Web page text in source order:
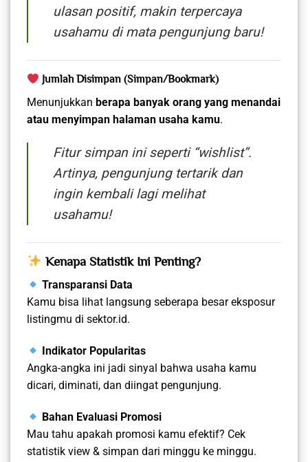
ulasan positif, makin terpercaya
usahamu di mata pengunjung baru!
Jumlah Disimpan (Simpan/Bookmark)
Menunjukkan berapa banyak orang yang menandai
atau menyimpan halaman usaha kamu.
Fitur simpan ini seperti “wishlist”.
Artinya, pengunjung tertarik dan
ingin kembali lagi melihat
usahamu!
Kenapa Statistik Ini Penting?
Transparansi Data
Kamu bisa lihat langsung seberapa besar eksposur
listingmu di sektor.id.
Indikator Popularitas
Angka-angka ini jadi sinyal bahwa usaha kamu
dicari, diminati, dan diingat pengunjung.
Bahan Evaluasi Promosi
Mau tahu apakah promosi kamu efektif? Cek
statistik view & simpan dari minggu ke minggu.